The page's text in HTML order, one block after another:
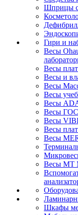
Шприцы
Гири и
Весы
Весы
Весы и
Весы
Весы
Весы
Весы
Весы
Весы
Весы
Весы MT
Шкафы